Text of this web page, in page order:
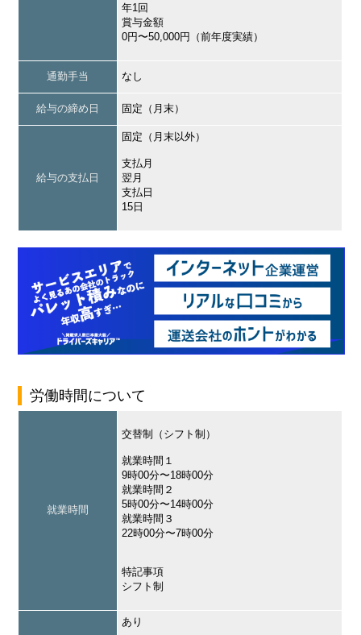
年1回
賞与金額
0円〜50,000円（前年度実績）
通勤手当 なし
給与の締め日 固定（月末）
給与の支払日
固定（月末以外）
支払月
翌月
支払日
15日
労働時間について
就業時間
交替制（シフト制）
就業時間１
9時00分〜18時00分
就業時間２
5時00分〜14時00分
就業時間３
22時00分〜7時00分
特記事項
シフト制
あり